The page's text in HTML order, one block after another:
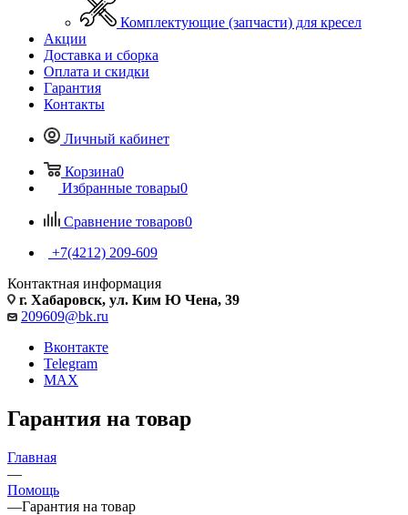
Комплектующие (запчасти) для кресел
Акции
Доставка и сборка
Оплата и скидки
Гарантия
Контакты
Личный кабинет
Корзина0
Избранные товары0
Сравнение товаров0
+7(4212) 209-609
Контактная информация
г. Хабаровск, ул. Ким Ю Чена, 39
209609@bk.ru
Вконтакте
Telegram
MAX
Гарантия на товар
Главная
—
Помощь
—Гарантия на товар